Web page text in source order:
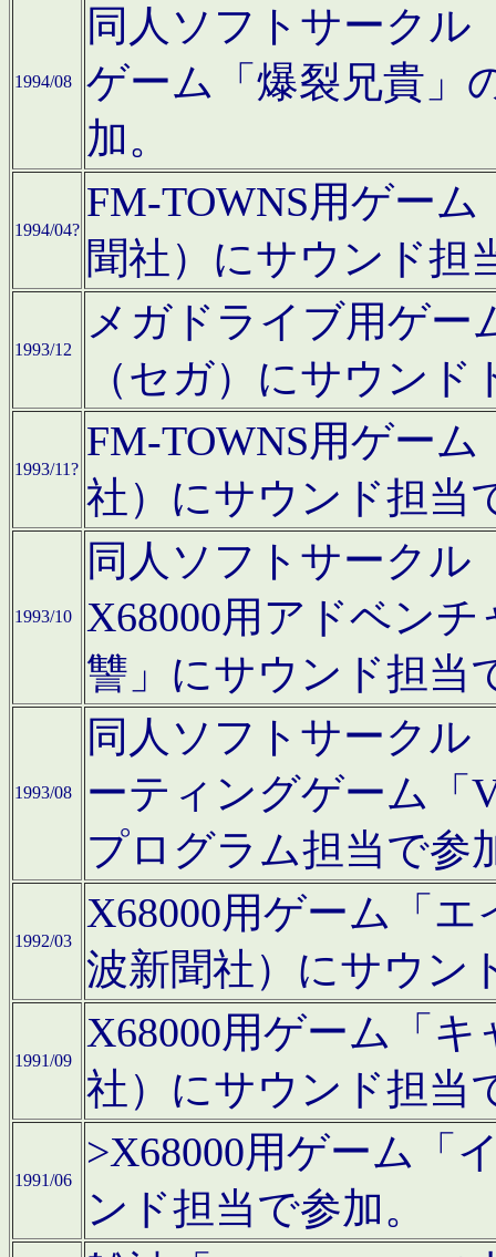
1994/08
同人ソフトサークル
ゲーム「爆裂兄貴」
加。
1994/04?
FM-TOWNS用ゲー
聞社）にサウンド担
1993/12
メガドライブ用ゲー
（セガ）にサウン
1993/11?
FM-TOWNS用ゲー
社）にサウンド担当
1993/10
同人ソフトサークル
X68000用アドベン
讐」にサウンド担当
1993/08
同人ソフトサークル
ーティングゲーム「
プログラム担当で参
1992/03
X68000用ゲーム「
波新聞社）にサウン
1991/09
X68000用ゲーム「
社）にサウンド担当
1991/06
>X68000用ゲーム「
ンド担当で参加。